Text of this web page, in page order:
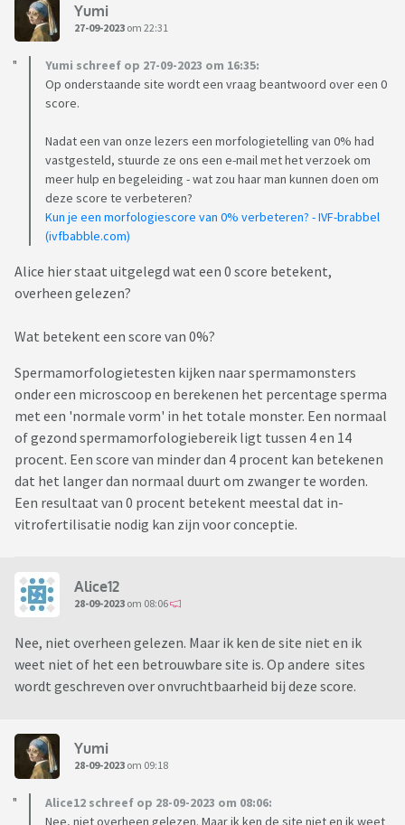
Yumi
27-09-2023 om 22:31
Yumi schreef op 27-09-2023 om 16:35:
Op onderstaande site wordt een vraag beantwoord over een 0
score.
Nadat een van onze lezers een morfologietelling van 0% had
vastgesteld, stuurde ze ons een e-mail met het verzoek om
meer hulp en begeleiding - wat zou haar man kunnen doen om
deze score te verbeteren?
Kun je een morfologiescore van 0% verbeteren? - IVF-brabbel
(ivfbabble.com)
Alice hier staat uitgelegd wat een 0 score betekent,
overheen gelezen?
Wat betekent een score van 0%?
Spermamorfologietesten kijken naar spermamonsters
onder een microscoop en berekenen het percentage sperma
met een 'normale vorm' in het totale monster. Een normaal
of gezond spermamorfologiebereik ligt tussen 4 en 14
procent. Een score van minder dan 4 procent kan betekenen
dat het langer dan normaal duurt om zwanger te worden.
Een resultaat van 0 procent betekent meestal dat in-
vitrofertilisatie nodig kan zijn voor conceptie.
Alice12
28-09-2023 om 08:06
Nee, niet overheen gelezen. Maar ik ken de site niet en ik
weet niet of het een betrouwbare site is. Op andere sites
wordt geschreven over onvruchtbaarheid bij deze score.
Yumi
28-09-2023 om 09:18
Alice12 schreef op 28-09-2023 om 08:06:
Nee, niet overheen gelezen. Maar ik ken de site niet en ik weet